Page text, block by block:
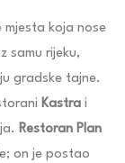
mjesta koja nose
samu rijeku,
gradske tajne.
Kastra i
Restoran Plan
on je postao